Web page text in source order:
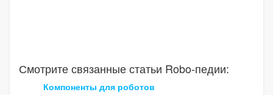
Смотрите связанные статьи Robo-педии:
Компоненты для роботов